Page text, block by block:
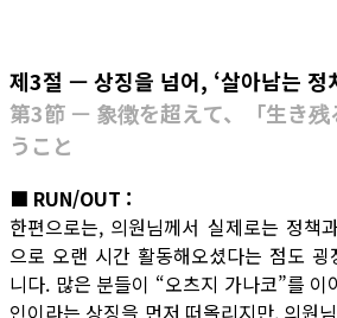
제3절 — 상징을 넘어, ‘살아남는 정
第3節 — 象徴を超えて、「生き残
うこと
■ RUN/OUT :
한편으로는, 의원님께서 실제로는 정책
으로 오랜 시간 활동해오셨다는 점도
니다. 많은 분들이 “오츠지 가나코”를 이